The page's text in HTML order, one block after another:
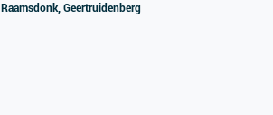
Raamsdonk, Geertruidenberg